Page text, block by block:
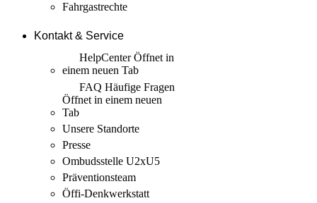
Fahrgastrechte
Kontakt & Service
HelpCenterÖffnet in
einem neuen Tab
FAQ Häufige Fragen
Öffnet in einem neuen
Tab
Unsere Standorte
Presse
Ombudsstelle U2xU5
Präventionsteam
Öffi-Denkwerkstatt